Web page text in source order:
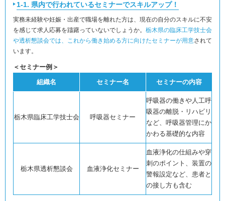
1-1. 県内で行われているセミナーでスキルアップ！
実務未経験や妊娠・出産で職場を離れた方は、現在の自分のスキルに不安
を感じて求人応募を躊躇っていないでしょうか。 栃木県の臨床工学技士会
や透析懇談会では、これから働き始める方に向けたセミナーが用意されて
います。
＜セミナー例＞
組織名
セミナー名 セミナーの内容
栃木県臨床工学技士会 呼吸器セミナー
呼吸器の働きや人工呼
吸器の離脱・リハビリ
など、呼吸器管理にか
かわる基礎的な内容
栃木県透析懇談会 血液浄化セミナー
血液浄化の仕組みや穿
刺のポイント、装置の
警報設定など、患者と
の接し方も含む